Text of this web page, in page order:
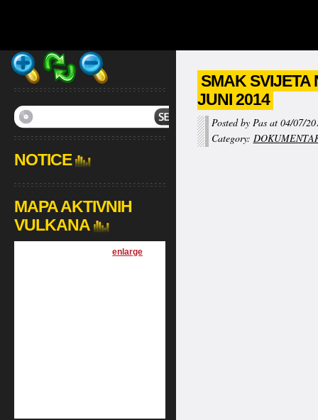
SMAK SVIJETA
JUNI 2014
Posted by Pas at 04/07/
Category:
NOTICE
MAPA AKTIVNIH
VULKANA
[enlarge